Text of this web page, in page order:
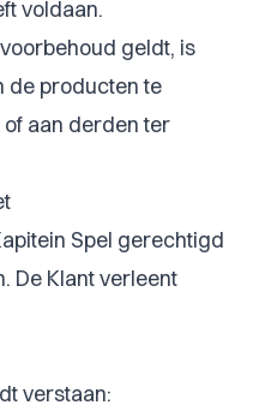
voldaan.
geldt, is
de producten te
aan derden ter
Spel gerechtigd
De Klant verleent
verstaan: